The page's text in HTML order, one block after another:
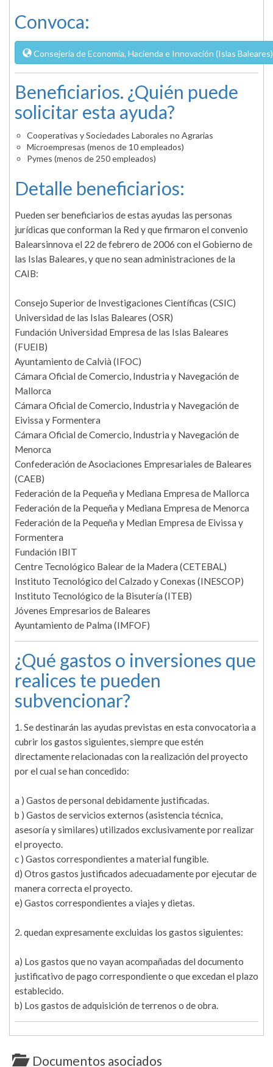
Convoca:
Consejería de Economía, Hacienda e Innovación (Islas Baleares)
Beneficiarios. ¿Quién puede
solicitar esta ayuda?
Cooperativas y Sociedades Laborales no Agrarias
Microempresas (menos de 10 empleados)
Pymes (menos de 250 empleados)
Detalle beneficiarios:
Pueden ser beneficiarios de estas ayudas las personas
jurídicas que conforman la Red y que firmaron el convenio
Balearsinnova el 22 de febrero de 2006 con el Gobierno de
las Islas Baleares, y que no sean administraciones de la
CAIB:
Consejo Superior de Investigaciones Científicas (CSIC)
Universidad de las Islas Baleares (OSR)
Fundación Universidad Empresa de las Islas Baleares
(FUEIB)
Ayuntamiento de Calvià (IFOC)
Cámara Oficial de Comercio, Industria y Navegación de
Mallorca
Cámara Oficial de Comercio, Industria y Navegación de
Eivissa y Formentera
Cámara Oficial de Comercio, Industria y Navegación de
Menorca
Confederación de Asociaciones Empresariales de Baleares
(CAEB)
Federación de la Pequeña y Mediana Empresa de Mallorca
Federación de la Pequeña y Mediana Empresa de Menorca
Federación de la Pequeña y Median Empresa de Eivissa y
Formentera
Fundación IBIT
Centre Tecnológico Balear de la Madera (CETEBAL)
Instituto Tecnológico del Calzado y Conexas (INESCOP)
Instituto Tecnológico de la Bisutería (ITEB)
Jóvenes Empresarios de Baleares
Ayuntamiento de Palma (IMFOF)
¿Qué gastos o inversiones que
realices te pueden
subvencionar?
1. Se destinarán las ayudas previstas en esta convocatoria a
cubrir los gastos siguientes, siempre que estén
directamente relacionadas con la realización del proyecto
por el cual se han concedido:
a ) Gastos de personal debidamente justificadas.
b ) Gastos de servicios externos (asistencia técnica,
asesoría y similares) utilizados exclusivamente por realizar
el proyecto.
c ) Gastos correspondientes a material fungible.
d) Otros gastos justificados adecuadamente por ejecutar de
manera correcta el proyecto.
e) Gastos correspondientes a viajes y dietas.
2. quedan expresamente excluidas los gastos siguientes:
a) Los gastos que no vayan acompañadas del documento
justificativo de pago correspondiente o que excedan el plazo
establecido.
b) Los gastos de adquisición de terrenos o de obra.
Documentos asociados